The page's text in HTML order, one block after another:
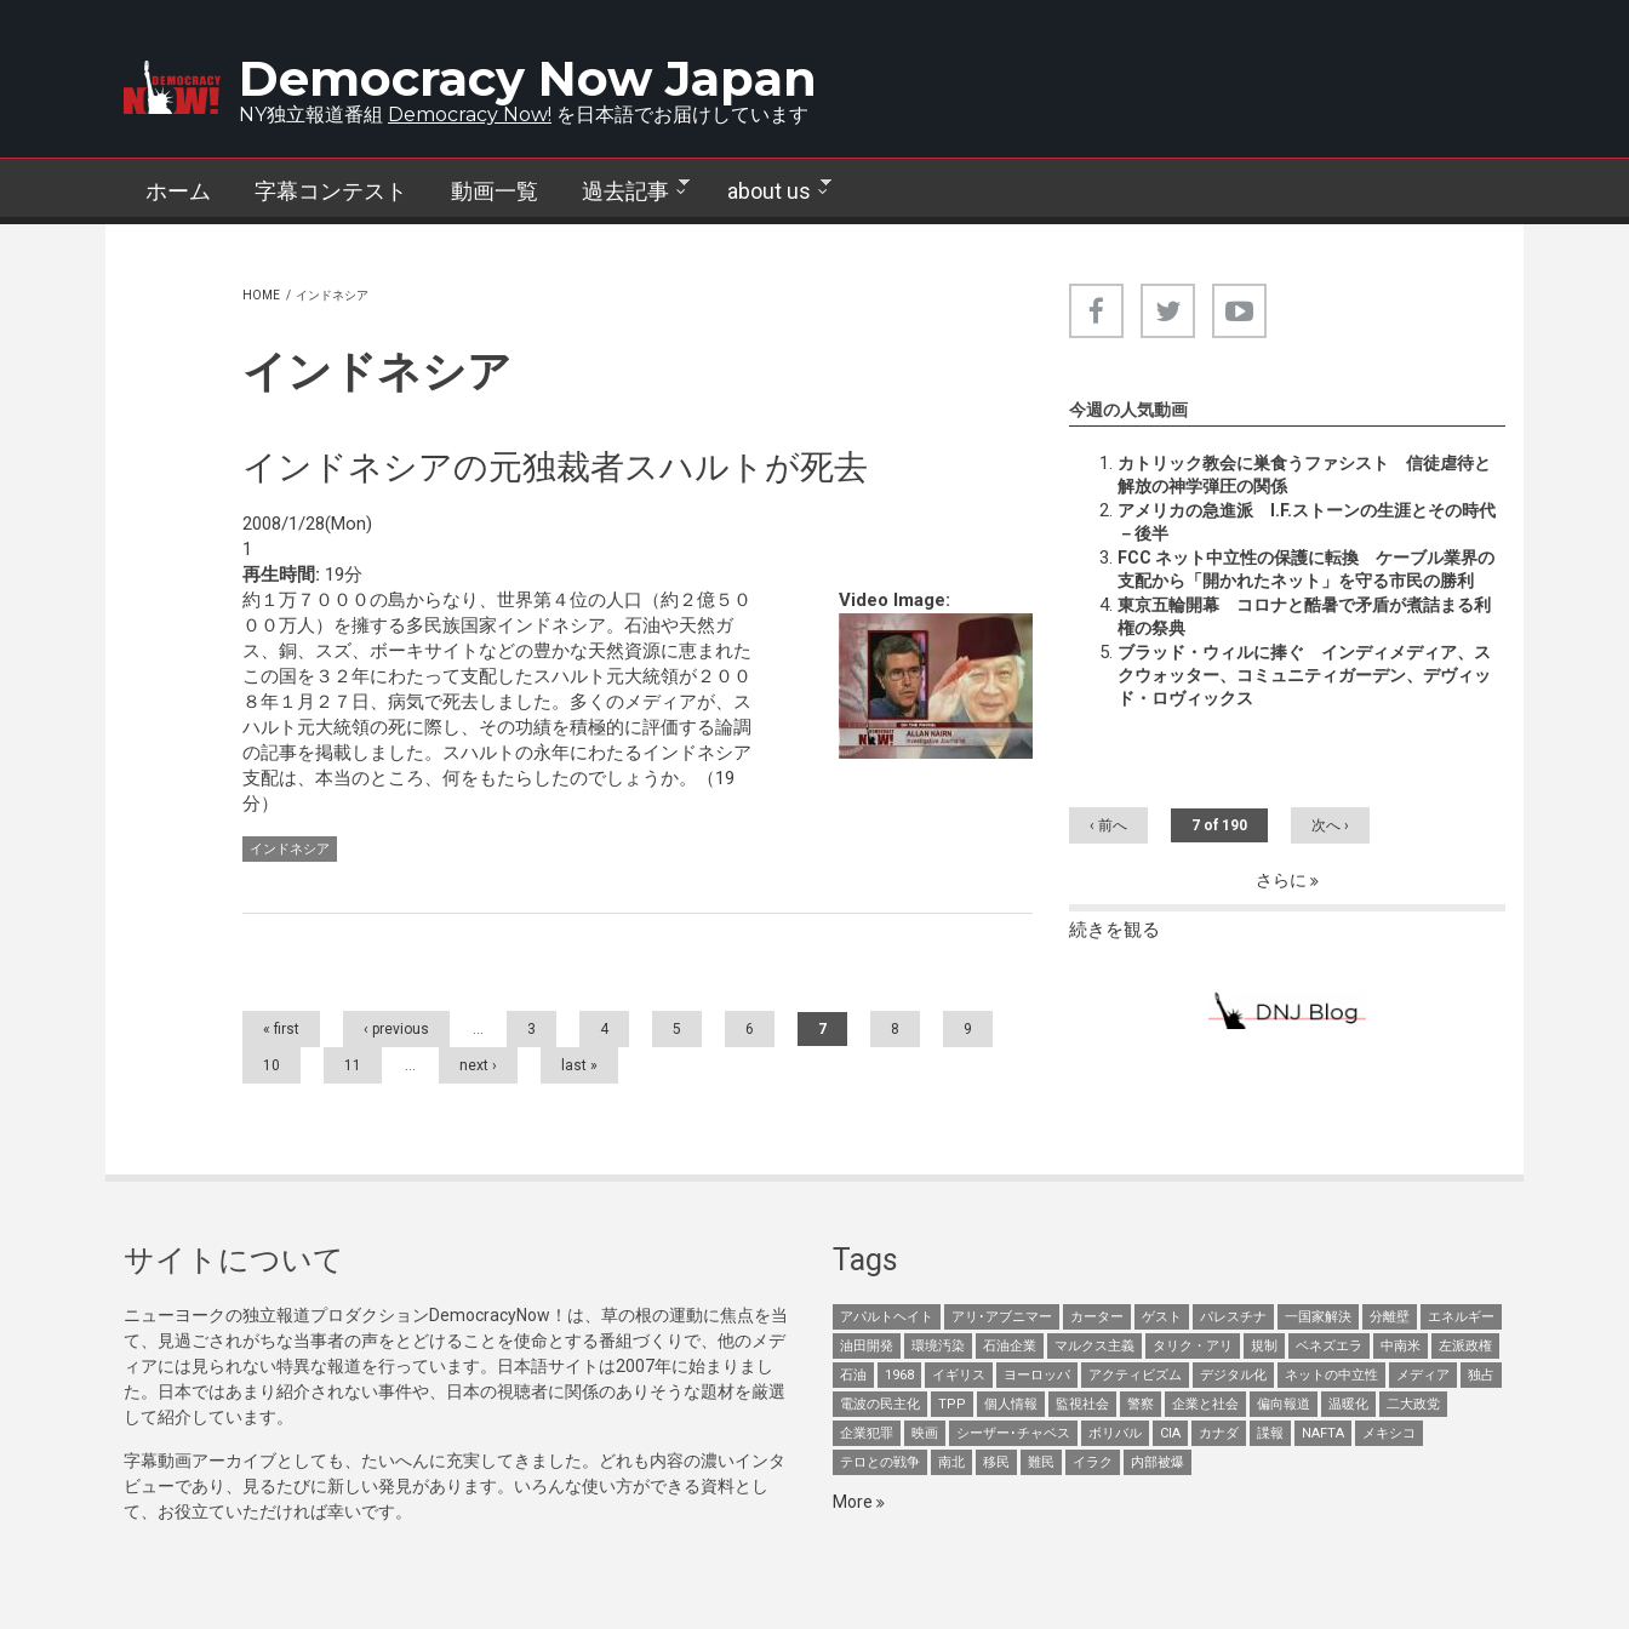
Democracy Now Japan
NY独立報道番組 Democracy Now! を日本語でお届けしています
ホーム 字幕コンテスト 動画一覧 過去記事 about us
HOME / インドネシア
インドネシア
インドネシアの元独裁者スハルトが死去
2008/1/28(Mon)
1
再生時間: 19分
Video Image:
約１万７０００の島からなり、世界第４位の人口（約２億５０
００万人）を擁する多民族国家インドネシア。石油や天然ガ
ス、銅、スズ、ボーキサイトなどの豊かな天然資源に恵まれた
この国を３２年にわたって支配したスハルト元大統領が２００
８年１月２７日、病気で死去しました。多くのメディアが、ス
ハルト元大統領の死に際し、その功績を積極的に評価する論調
の記事を掲載しました。スハルトの永年にわたるインドネシア
支配は、本当のところ、何をもたらしたのでしょうか。（19
分）
インドネシア
Pages
« first ‹ previous … 3 4 5 6 7 8 9
10 11 … next › last »
今週の人気動画
カトリック教会に巣食うファシスト 信徒虐待と
解放の神学弾圧の関係
アメリカの急進派 I.F.ストーンの生涯とその時代
－後半
FCC ネット中立性の保護に転換 ケーブル業界の
支配から「開かれたネット」を守る市民の勝利
東京五輪開幕 コロナと酷暑で矛盾が煮詰まる利
権の祭典
ブラッド・ウィルに捧ぐ インディメディア、ス
クウォッター、コミュニティガーデン、デヴィッ
ド・ロヴィックス
‹ 前へ 7 of 190 次へ ›
さらに
続きを観る
サイトについて
ニューヨークの独立報道プロダクションDemocracyNow！は、草の根の運動に焦点を当
て、見過ごされがちな当事者の声をとどけることを使命とする番組づくりで、他のメデ
ィアには見られない特異な報道を行っています。日本語サイトは2007年に始まりまし
た。日本ではあまり紹介されない事件や、日本の視聴者に関係のありそうな題材を厳選
して紹介しています。
字幕動画アーカイブとしても、たいへんに充実してきました。どれも内容の濃いインタ
ビューであり、見るたびに新しい発見があります。いろんな使い方ができる資料とし
て、お役立ていただければ幸いです。
Tags
アパルトヘイト アリ･アブニマー カーター ゲスト パレスチナ 一国家解決 分離壁
エネルギー
油田開発
環境汚染 石油企業 マルクス主義 タリク・アリ 規制 ベネズエラ 中南米
左派政権
石油
1968 イギリス ヨーロッパ アクティビズム デジタル化 ネットの中立性 メディア
独占
電波の民主化
TPP 個人情報 監視社会 警察 企業と社会 偏向報道 温暖化
二大政党
企業犯罪
映画 シーザー･チャベス ボリバル CIA カナダ 諜報 NAFTA
メキシコ
テロとの戦争
南北 移民 難民 イラク 内部被爆
More